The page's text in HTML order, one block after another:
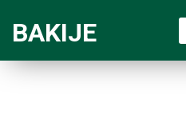
BAKIJE